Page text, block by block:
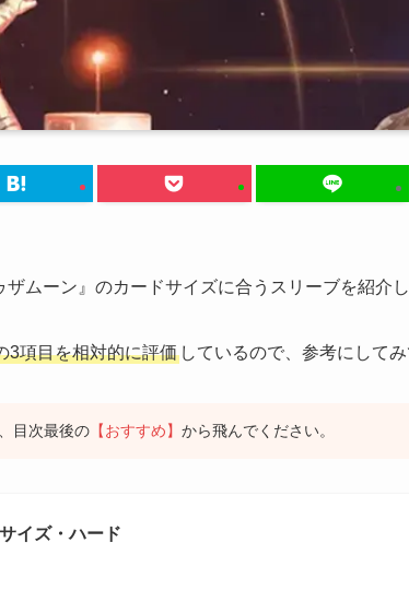
ムーン』のカードサイズに合うスリーブを紹介し
3項目を相対的に評価 しているので、参考にしてみ
目次最後の 【おすすめ】から飛んでください。
イズ・ハード